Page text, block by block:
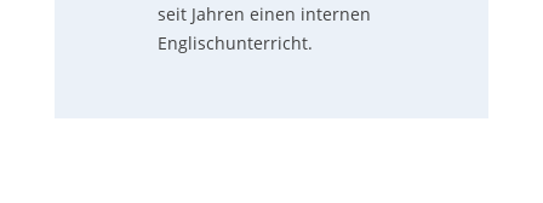
seit Jahren einen internen
Englischunterricht.